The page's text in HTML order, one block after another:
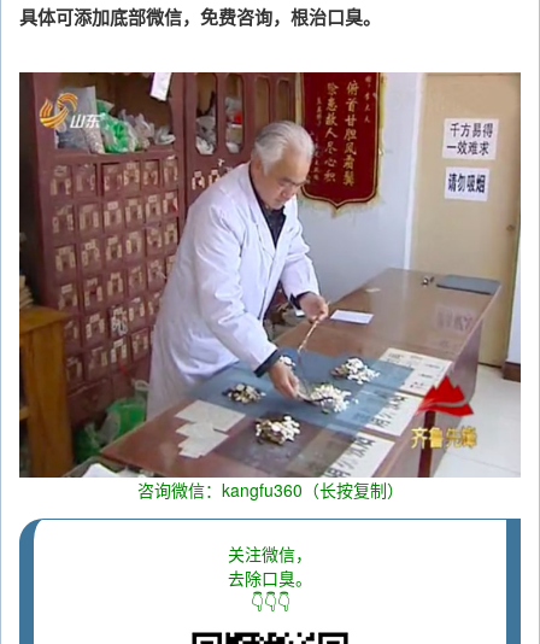
具体可添加底部微信，免费咨询，根治口臭。
咨询微信：kangfu360（长按复制）
关注微信，
去除口臭。
👇👇👇